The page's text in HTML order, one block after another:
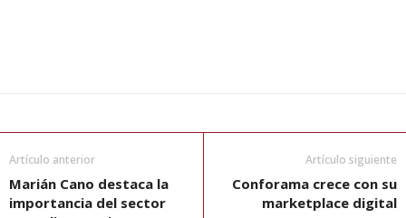
Artículo anterior
Marián Cano destaca la
importancia del sector
Artículo siguiente
Conforama crece con su
marketplace digital